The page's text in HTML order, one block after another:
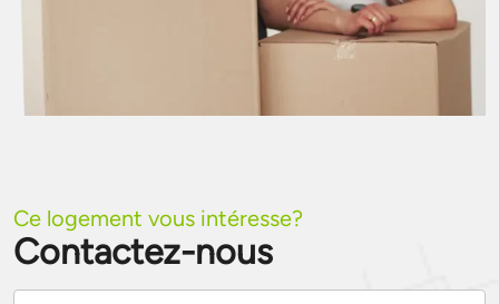
Ce logement vous intéresse?
Contactez-nous